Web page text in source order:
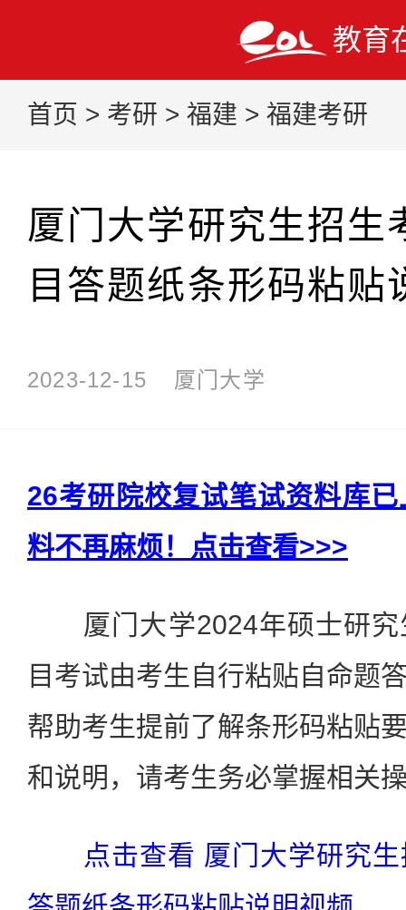
教育
首页 > 考研 > 福建 > 福建考研
厦门大学研究生招生
目答题纸条形码粘贴
2023-12-15 厦门大学
26考研院校复试笔试资料库
料不再麻烦！点击查看>>>
厦门大学2024年硕士研究
目考试由考生自行粘贴自命题
帮助考生提前了解条形码粘贴
和说明，请考生务必掌握相关
点击查看 厦门大学研究